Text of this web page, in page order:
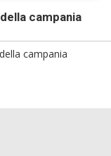
campania
campania